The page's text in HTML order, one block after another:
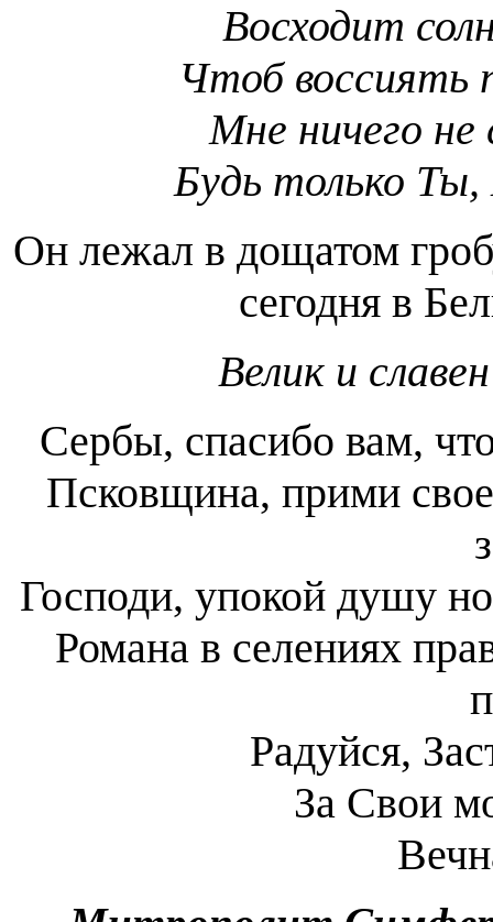
Восходит
Чтоб воссиять
Мне ничего
Будь только
Он лежал в дощатом
сегодня в
Велик и
Сербы, спасибо вам,
Псковщина, прими
Господи, упокой душу
Романа в селениях
Радуйся,
За Свои